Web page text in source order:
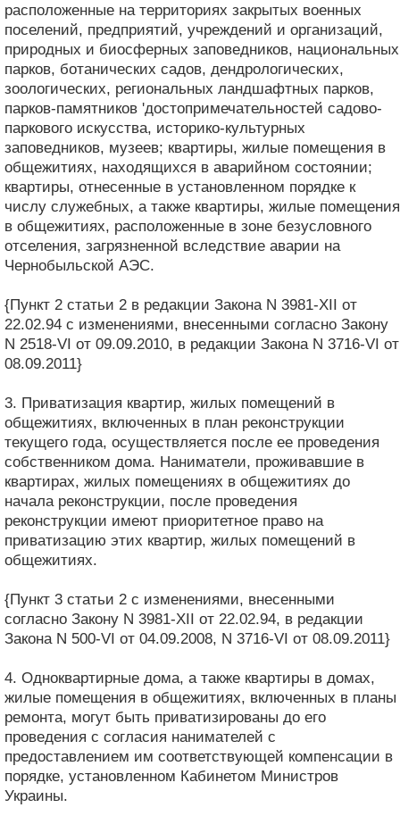
расположенные на территориях закрытых военных
поселений, предприятий, учреждений и организаций,
природных и биосферных заповедников, национальных
парков, ботанических садов, дендрологических,
зоологических, региональных ландшафтных парков,
парков-памятников 'достопримечательностей садово-
паркового искусства, историко-культурных
заповедников, музеев; квартиры, жилые помещения в
общежитиях, находящихся в аварийном состоянии;
квартиры, отнесенные в установленном порядке к
числу служебных, а также квартиры, жилые помещения
в общежитиях, расположенные в зоне безусловного
отселения, загрязненной вследствие аварии на
Чернобыльской АЭС.
{Пункт 2 статьи 2 в редакции Закона N 3981-XII от
22.02.94 с изменениями, внесенными согласно Закону
N 2518-VI от 09.09.2010, в редакции Закона N 3716-VI от
08.09.2011}
3. Приватизация квартир, жилых помещений в
общежитиях, включенных в план реконструкции
текущего года, осуществляется после ее проведения
собственником дома. Наниматели, проживавшие в
квартирах, жилых помещениях в общежитиях до
начала реконструкции, после проведения
реконструкции имеют приоритетное право на
приватизацию этих квартир, жилых помещений в
общежитиях.
{Пункт 3 статьи 2 с изменениями, внесенными
согласно Закону N 3981-XII от 22.02.94, в редакции
Закона N 500-VI от 04.09.2008, N 3716-VI от 08.09.2011}
4. Одноквартирные дома, а также квартиры в домах,
жилые помещения в общежитиях, включенных в планы
ремонта, могут быть приватизированы до его
проведения с согласия нанимателей с
предоставлением им соответствующей компенсации в
порядке, установленном Кабинетом Министров
Украины.